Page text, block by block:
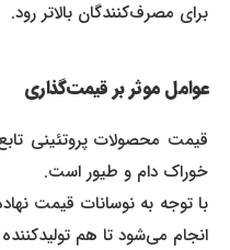
برای مصرف‌کنندگان بالاتر رود.
عوامل موثر بر قیمت‌گذاری
قیمت محصولات پروتئینی
خوراک دام و طیور است.
با توجه به نوسانات قیمت
انجام می‌شود تا هم